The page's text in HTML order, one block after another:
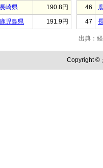
長崎県
190.8円
鹿児島県 191.9円
46
47
出典：
Copyright ©